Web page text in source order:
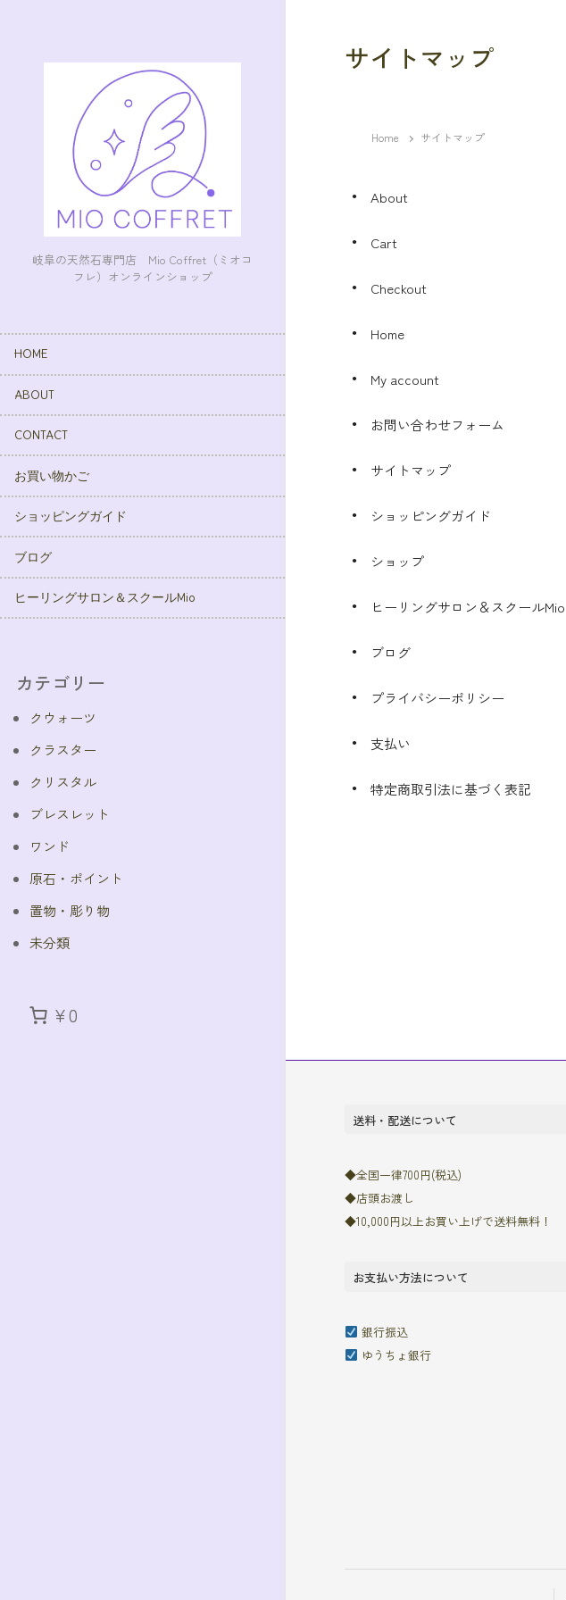
岐阜の天然石専門店 Mio Coffret（ミオコ
フレ）オンラインショップ
HOME
ABOUT
CONTACT
お買い物かご
ショッピングガイド
ブログ
ヒーリングサロン＆スクールMio
カテゴリー
クウォーツ
クラスター
クリスタル
ブレスレット
ワンド
原石・ポイント
置物・彫り物
未分類
¥0
サイトマップ
Home サイトマップ
About
Cart
Checkout
Home
My account
お問い合わせフォーム
サイトマップ
ショッピングガイド
ショップ
ヒーリングサロン＆スクールMio
ブログ
プライバシーポリシー
支払い
特定商取引法に基づく表記
送料・配送について
◆全国一律700円(税込)
◆店頭お渡し
◆10,000円以上お買い上げで送料無料！
お支払い方法について
銀行振込
ゆうちょ銀行